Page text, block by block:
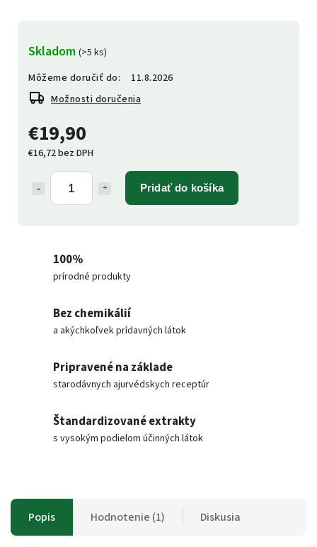
€19,90
€16,72 bez DPH
Pridať do košíka
Skladom (>5 ks)
Môžeme doručiť do:
11.8.2026
Možnosti doručenia
100%
prírodné produkty
Bez chemikálií
a akýchkoľvek prídavných látok
Pripravené na základe
starodávnych ajurvédskych receptúr
Štandardizované extrakty
s vysokým podielom účinných látok
Popis Hodnotenie (1) Diskusia